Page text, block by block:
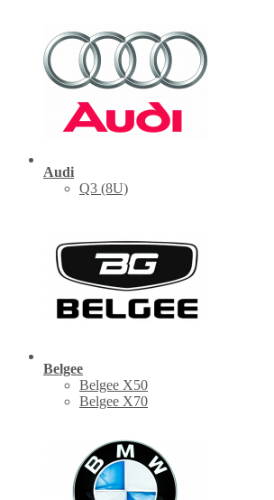
Audi
Q3 (8U)
Belgee
Belgee X50
Belgee X70